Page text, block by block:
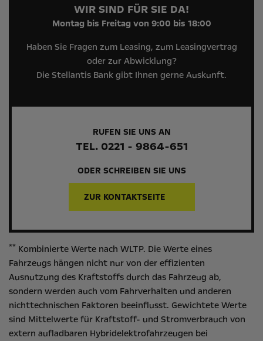
WIR SIND FÜR SIE DA!
Montag bis Freitag von 9:00 bis 18:00
Haben Sie Fragen zum Leasing, zum Leasingvertrag
oder zur Abwicklung?
Die Stellantis Bank gibt Ihnen gerne Auskunft.
RUFEN SIE UNS AN
TEL. 0221 - 9864-651
ODER SCHREIBEN SIE UNS
ZUR KONTAKTSEITE
** Kombinierte Werte nach WLTP. Die Werte eines
Fahrzeugs hängen nicht nur von der effizienten
Ausnutzung des Kraftstoffs durch das Fahrzeug ab,
sondern werden auch vom Fahrverhalten und anderen
nichttechnischen Faktoren beeinflusst. Gewichtete Werte
sind Mittelwerte für Kraftstoff- und Stromverbrauch von
extern aufladbaren Hybridelektrofahrzeugen bei